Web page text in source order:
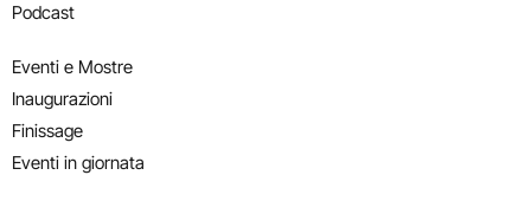
Podcast
Eventi e Mostre
Inaugurazioni
Finissage
Eventi in giornata